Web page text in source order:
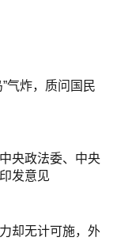
气炸，质问国民
央政法委、中央
发意见
却无计可施，外